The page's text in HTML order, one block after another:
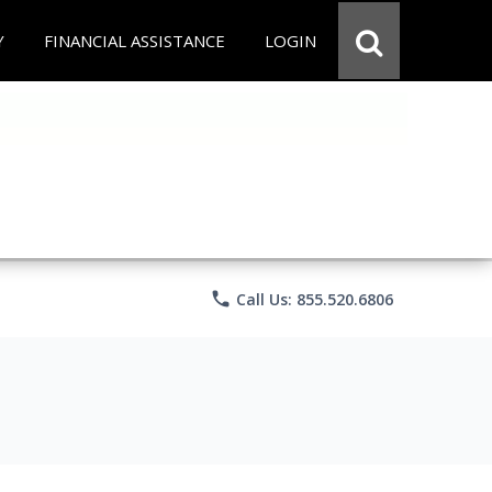
FINANCIAL ASSISTANCE LOGIN
phone Call Us: 855.520.6806